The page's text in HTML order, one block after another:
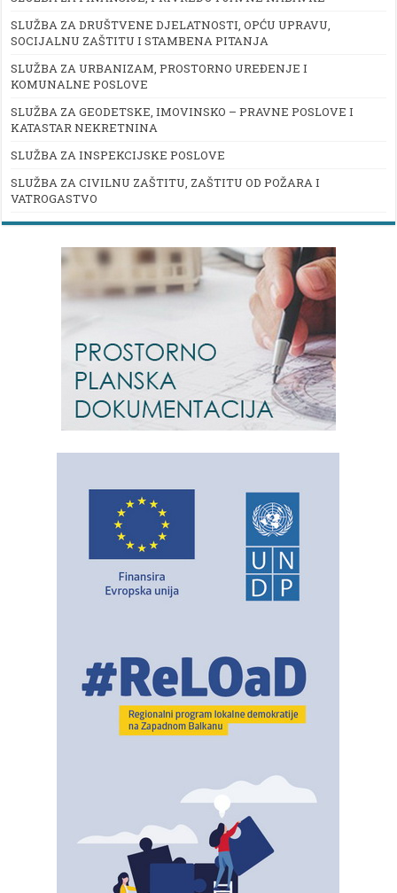
SLUŽBA ZA DRUŠTVENE DJELATNOSTI, OPĆU UPRAVU,
SOCIJALNU ZAŠTITU I STAMBENA PITANJA
SLUŽBA ZA URBANIZAM, PROSTORNO UREĐENJE I
KOMUNALNE POSLOVE
SLUŽBA ZA GEODETSKE, IMOVINSKO – PRAVNE POSLOVE I
KATASTAR NEKRETNINA
SLUŽBA ZA INSPEKCIJSKE POSLOVE
SLUŽBA ZA CIVILNU ZAŠTITU, ZAŠTITU OD POŽARA I
VATROGASTVO